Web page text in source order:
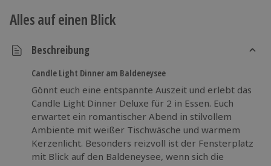
Alles auf einen Blick
Beschreibung
Candle Light Dinner am Baldeneysee
Gönnt euch eine entspannte Auszeit und erlebt das
Candle Light Dinner Deluxe für 2 in Essen. Euch
erwartet ein romantischer Abend in stilvollem
Ambiente mit weißer Tischwäsche und warmem
Kerzenlicht. Besonders reizvoll ist der Fensterplatz
mit Blick auf den Baldeneysee, wenn sich die